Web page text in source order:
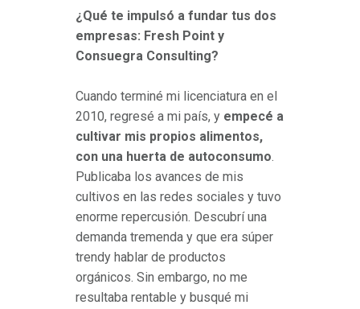
¿Qué te impulsó a fundar tus dos
empresas: Fresh Point y
Consuegra Consulting?
Cuando terminé mi licenciatura en el
2010, regresé a mi país, y empecé a
cultivar mis propios alimentos,
con una huerta de autoconsumo.
Publicaba los avances de mis
cultivos en las redes sociales y tuvo
enorme repercusión. Descubrí una
demanda tremenda y que era súper
trendy hablar de productos
orgánicos. Sin embargo, no me
resultaba rentable y busqué mi